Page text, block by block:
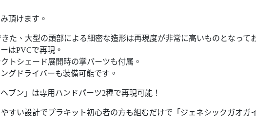
頂けます。
た、大型の頭部による細密な造形は再現度が非常に高いものとなって
はPVCで再現。
トシェード展開時の掌パーツも付属。
グドライバーも装備可能です。
ブン」は専用ハンドパーツ2種で再現可能！
すい設計でプラキット初心者の方も組むだけで「ジェネシックガオガ